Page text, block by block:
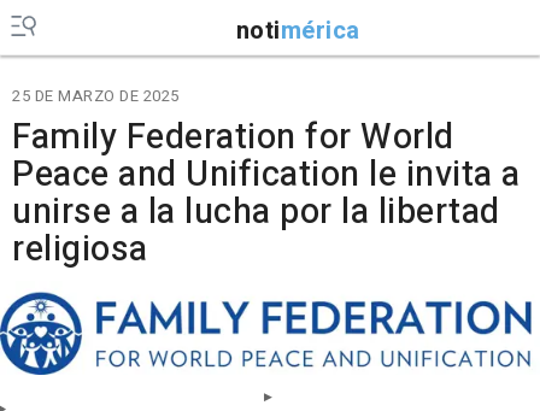
notimérica
25 DE MARZO DE 2025
Family Federation for World
Peace and Unification le invita a
unirse a la lucha por la libertad
religiosa